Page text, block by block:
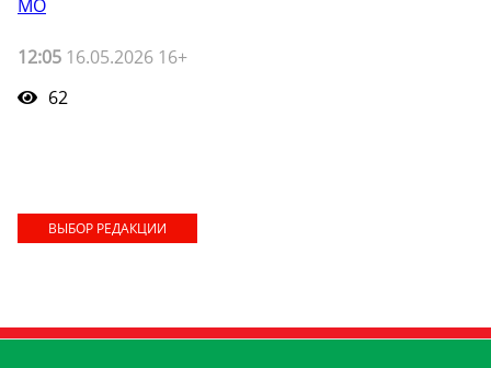
МО
12:05 16.05.2026 16+
62
ВЫБОР РЕДАКЦИИ